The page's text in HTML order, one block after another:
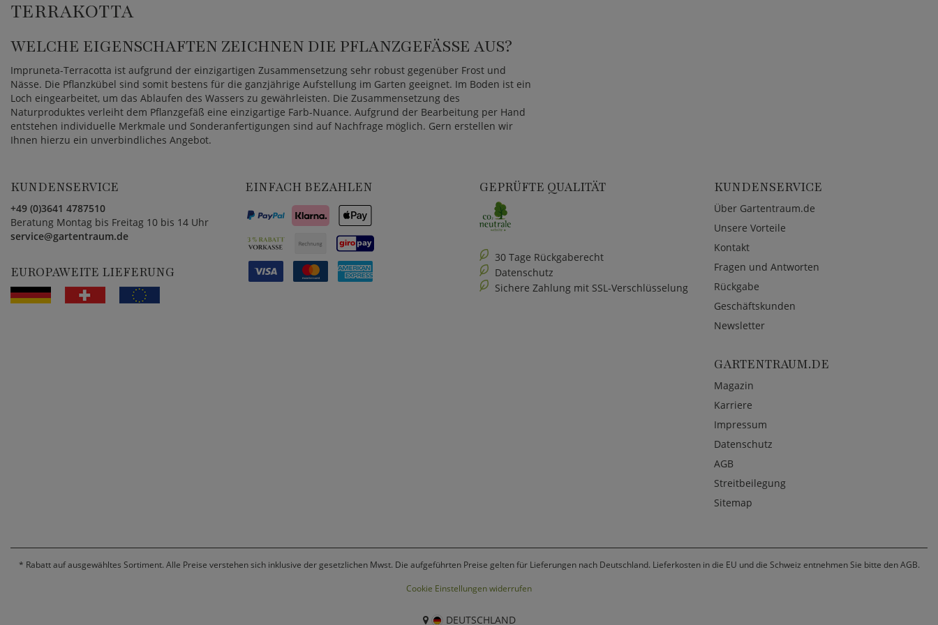
TERRAKOTTA
WELCHE EIGENSCHAFTEN ZEICHNEN DIE PFLANZGEFÄSSE AUS?
Impruneta-Terracotta ist aufgrund der einzigartigen Zusammensetzung sehr robust gegenüber Frost und
Nässe. Die Pflanzkübel sind somit bestens für die ganzjährige Aufstellung im Garten geeignet. Im Boden ist ein
Loch eingearbeitet, um das Ablaufen des Wassers zu gewährleisten. Die Zusammensetzung des
Naturproduktes verleiht dem Pflanzgefäß eine einzigartige Farb-Nuance. Aufgrund der Bearbeitung per Hand
entstehen individuelle Merkmale und Sonderanfertigungen sind auf Nachfrage möglich. Gern erstellen wir
Ihnen hierzu ein unverbindliches Angebot.
KUNDENSERVICE
+49 (0)3641 4787510
Beratung Montag bis Freitag 10 bis 14 Uhr
service@gartentraum.de
EUROPAWEITE LIEFERUNG
EINFACH BEZAHLEN GEPRÜFTE QUALITÄT
30 Tage Rückgaberecht
Datenschutz
Sichere Zahlung mit SSL-Verschlüsselung
KUNDENSERVICE
Über Gartentraum.de
Unsere Vorteile
Kontakt
Fragen und Antworten
Rückgabe
Geschäftskunden
Newsletter
GARTENTRAUM.DE
Magazin
Karriere
Impressum
Datenschutz
AGB
Streitbeilegung
Sitemap
* Rabatt auf ausgewähltes Sortiment. Alle Preise verstehen sich inklusive der gesetzlichen Mwst. Die aufgeführten Preise gelten für Lieferungen nach Deutschland. Lieferkosten in die EU und die Schweiz entnehmen Sie bitte den AGB.
Cookie Einstellungen widerrufen
DEUTSCHLAND